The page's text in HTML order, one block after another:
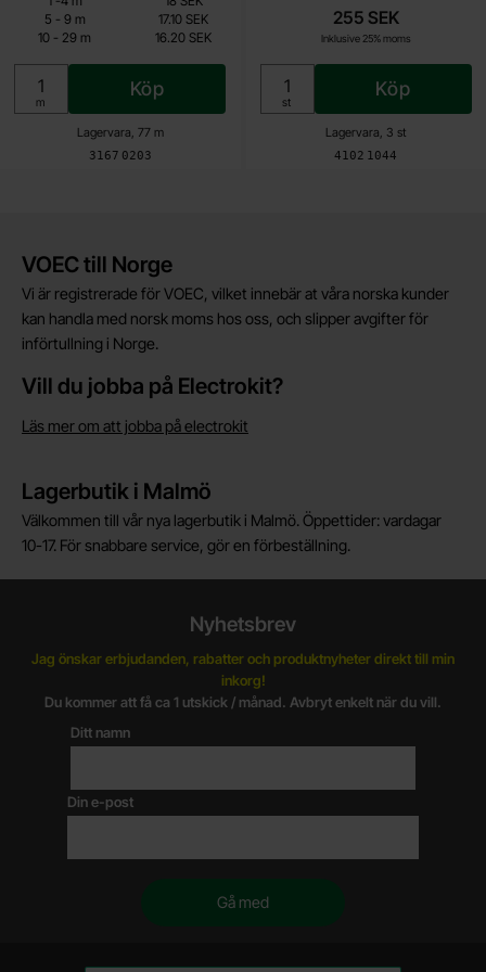
Art. nr
3167 0203
Lagervara, 77 m
13.50 SEK
Inklusive 25% moms
Enhet:
m
Köp
5 -till
9 m
17.10 SEK
10 - till
29 m 16.20 SEK
Art. nr
4102 1044
Lagervara, 3 st
255 SEK
Inklusive 25% moms
Enhet:
st
Köp
Kort allmän information
VOEC till Norge
Vi är registrerade för VOEC, vilket innebär at våra norska kunder
kan handla med norsk moms hos oss, och slipper avgifter för
införtullning i Norge.
Vill du jobba på Electrokit?
Läs mer om att jobba på electrokit
Lagerbutik i Malmö
Välkommen till vår nya lagerbutik i Malmö. Öppettider: vardagar
10-17. För snabbare service, gör en förbeställning.
Nyhetsbrev
Jag önskar erbjudanden, rabatter och produktnyheter direkt till min
inkorg!
Du kommer att få ca 1 utskick / månad. Avbryt enkelt när du vill.
Ditt namn
Din e-post